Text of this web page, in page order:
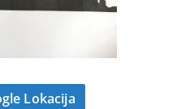
Lokacija